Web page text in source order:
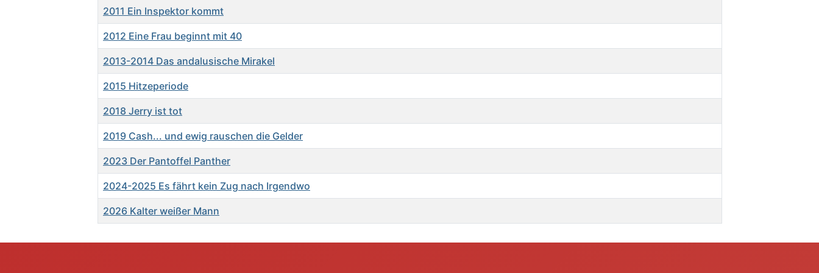
2011 Ein Inspektor kommt
2012 Eine Frau beginnt mit 40
2013-2014 Das andalusische Mirakel
2015 Hitzeperiode
2018 Jerry ist tot
2019 Cash... und ewig rauschen die Gelder
2023 Der Pantoffel Panther
2024-2025 Es fährt kein Zug nach Irgendwo
2026 Kalter weißer Mann